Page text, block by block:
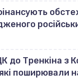
до Тренкіна з
поширювали